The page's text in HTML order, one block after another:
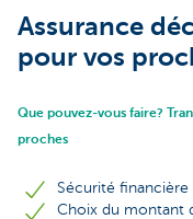
Assurance
pour vos
Que pouvez-vous faire?
proches
Sécurité
Choix du montant